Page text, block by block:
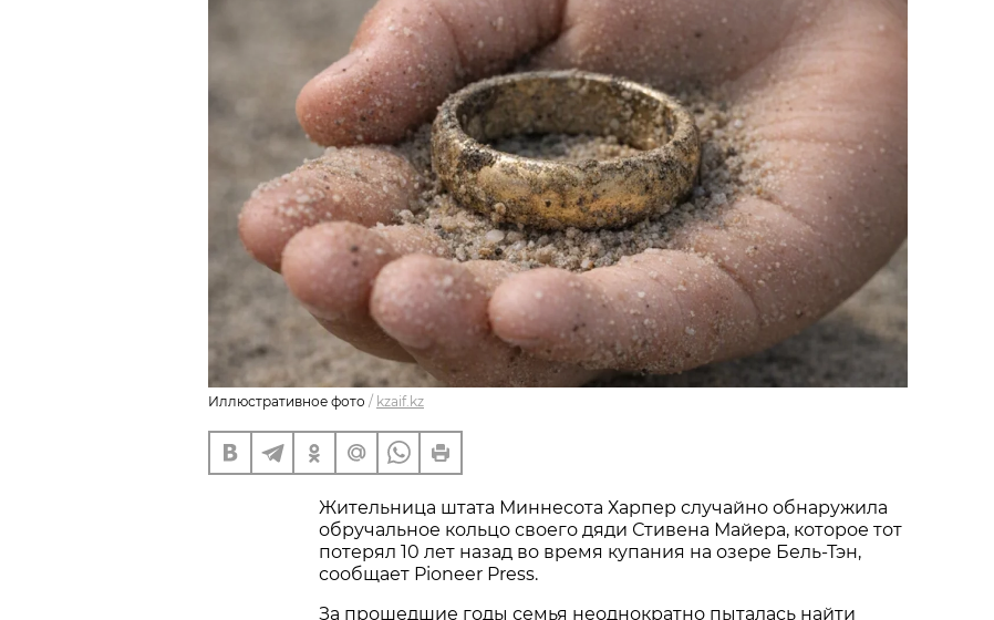
Иллюстративное фото / kzaif.kz
Жительница штата Миннесота Харпер случайно обнаружила
обручальное кольцо своего дяди Стивена Майера, которое тот
потерял 10 лет назад во время купания на озере Бель-Тэн,
сообщает Pioneer Press.
За прошедшие годы семья неоднократно пыталась найти